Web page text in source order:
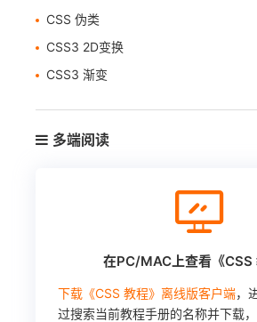
CSS 伪类
CSS3 2D变换
CSS3 渐变
多端阅读
在PC/MAC上查看《CSS
下载《CSS 教程》离线版客户端，
过搜索当前教程手册的名称并下载